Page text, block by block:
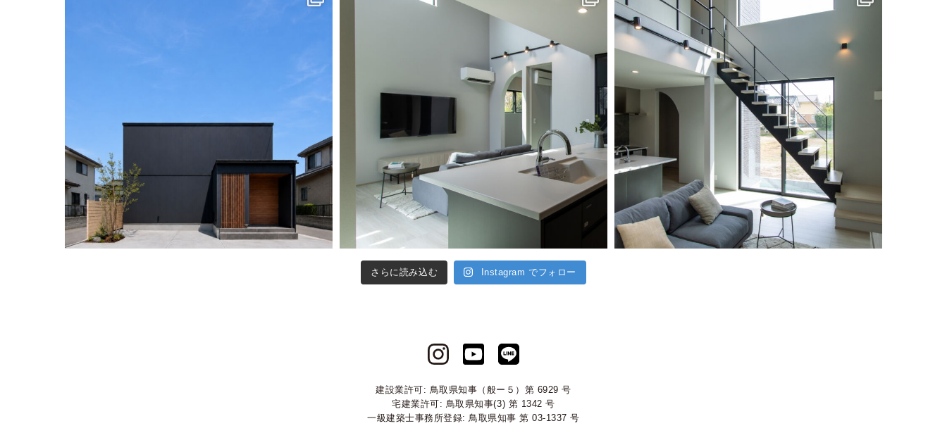
さらに読み込む Instagram でフォロー
建設業許可: 鳥取県知事（般ー５）第 6929 号
宅建業許可: 鳥取県知事(3) 第 1342 号
一級建築士事務所登録: 鳥取県知事 第 03-1337 号